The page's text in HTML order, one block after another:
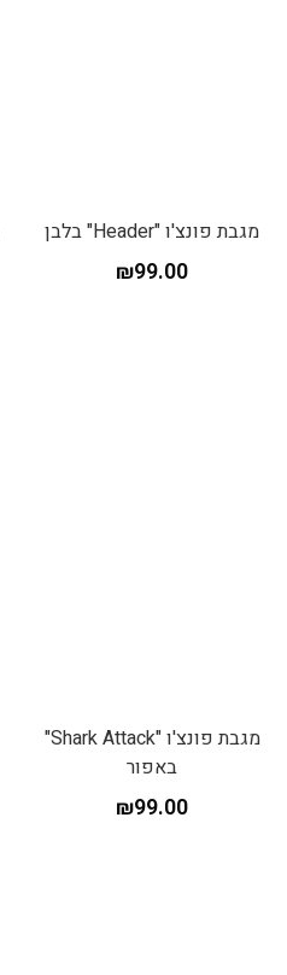
מגבת פונצ'ו "Header" בלבן
₪99.00
מגבת פונצ'ו "Shark Attack"
באפור
₪99.00